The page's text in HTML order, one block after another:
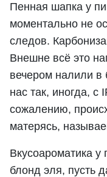
Пенная шапка у
моментально не
следов.
Внешне всё это
вечером налили в
нас так, иногда, с
сожалению,
матерясь,
Вкусоароматика у
блонд эля, пусть